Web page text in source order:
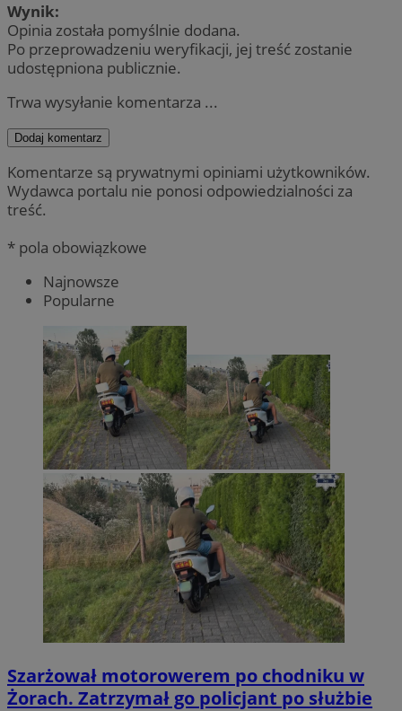
Wynik:
Opinia została pomyślnie dodana.
Po przeprowadzeniu weryfikacji, jej treść zostanie
udostępniona publicznie.
Trwa wysyłanie komentarza ...
Dodaj komentarz
Komentarze są prywatnymi opiniami użytkowników.
Wydawca portalu nie ponosi odpowiedzialności za
treść.
* pola obowiązkowe
Najnowsze
Popularne
Szarżował motorowerem po chodniku w
Żorach. Zatrzymał go policjant po służbie